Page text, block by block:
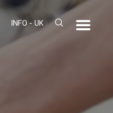
INFO - UK